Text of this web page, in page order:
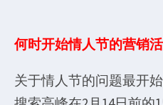
何时开始情人节的营销
关于情人节的问题最开